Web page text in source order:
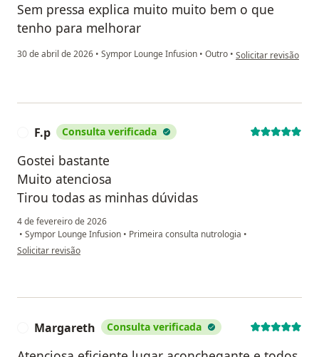
Sem pressa explica muito muito bem o que
tenho para melhorar
30 de abril de 2026 • Sympor Lounge Infusion • Outro • na opinião do
Solicitar revisão
F.p Consulta verificada
Gostei bastante
Muito atenciosa
Tirou todas as minhas dúvidas
4 de fevereiro de 2026
• Sympor Lounge Infusion • Primeira consulta nutrologia •
na opinião do utilizador F.p
Solicitar revisão
Margareth Consulta verificada